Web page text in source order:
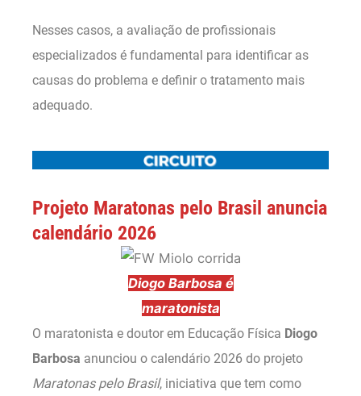
Nesses casos, a avaliação de profissionais
especializados é fundamental para identificar as
causas do problema e definir o tratamento mais
adequado.
Projeto Maratonas pelo Brasil anuncia
calendário 2026
Diogo Barbosa é
maratonista
O maratonista e doutor em Educação Física Diogo
Barbosa anunciou o calendário 2026 do projeto
Maratonas pelo Brasil, iniciativa que tem como